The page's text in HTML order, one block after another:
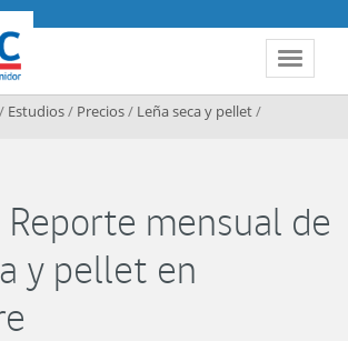
Toggle
/ Estudios/ Precios/ Leña seca y pellet/
compartir
Reporte mensual de
y pellet en